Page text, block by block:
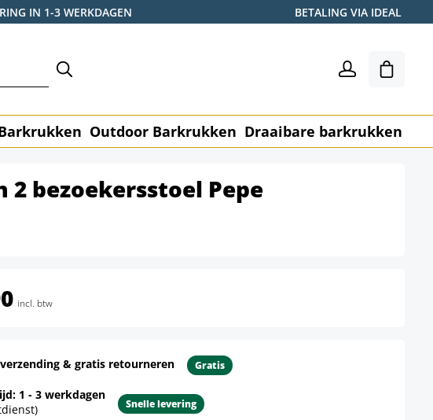
IN 1-3 WERKDAGEN BETALING VIA IDEAL
Outdoor Barkrukken Draaibare barkrukken
2 bezoekersstoel Pepe
incl. btw
& gratis retourneren Gratis
1 - 3 werkdagen
Snelle levering